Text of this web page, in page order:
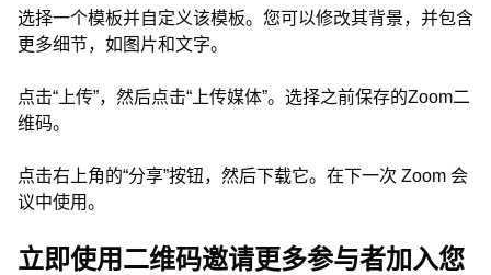
选择一个模板并自定义该模板。您可以修改其背景，并包含
更多细节，如图片和文字。
点击“上传”，然后点击“上传媒体”。选择之前保存的Zoom二
维码。
点击右上角的“分享”按钮，然后下载它。在下一次 Zoom 会
议中使用。
立即使用二维码邀请更多参与者加入您